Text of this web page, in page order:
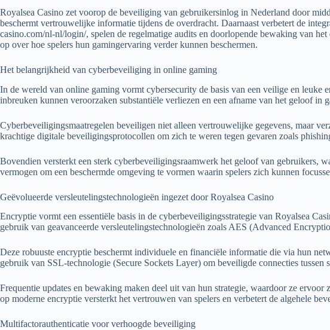
Royalsea Casino zet voorop de beveiliging van gebruikersinlog in Nederland door
beschermt vertrouwelijke informatie tijdens de overdracht. Daarnaast verbetert de
casino.com/nl-nl/login/, spelen de regelmatige audits en doorlopende bewaking van
op over hoe spelers hun gamingervaring verder kunnen beschermen.
Het belangrijkheid van cyberbeveiliging in online gaming
In de wereld van online gaming vormt cybersecurity de basis van een veilige en leuke
inbreuken kunnen veroorzaken substantiële verliezen en een afname van het geloof in
Cyberbeveiligingsmaatregelen beveiligen niet alleen vertrouwelijke gegevens, maar
krachtige digitale beveiligingsprotocollen om zich te weren tegen gevaren zoals
Bovendien versterkt een sterk cyberbeveiligingsraamwerk het geloof van gebruikers,
vermogen om een beschermde omgeving te vormen waarin spelers zich kunnen
Geëvolueerde versleutelingstechnologieën ingezet door Royalsea Casino
Encryptie vormt een essentiële basis in de cyberbeveiligingsstrategie van Royalsea
gebruik van geavanceerde versleutelingstechnologieën zoals AES (Advanced
Deze robuuste encryptie beschermt individuele en financiële informatie die via hun
gebruik van SSL-technologie (Secure Sockets Layer) om beveiligde connecties
Frequentie updates en bewaking maken deel uit van hun strategie, waardoor ze
op moderne encryptie versterkt het vertrouwen van spelers en verbetert de algehele
Multifactorauthenticatie voor verhoogde beveiliging